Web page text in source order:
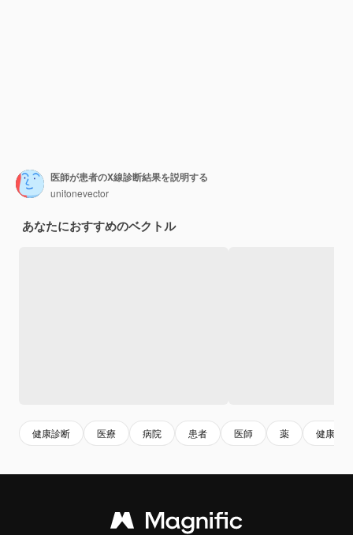
医師が患者のX線診断結果を説明する
unitonevector
あなたにおすすめのベクトル
健康診断 医療 病院 患者 医師 薬 健康管理